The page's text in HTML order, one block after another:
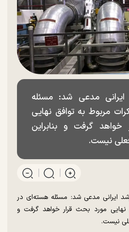
مدعی شد: مسئله
مربوط به توافق نهایی
گرفت و بنابراین
نیست.
ایرانی مدعی شد: مسئله هسته‌ای در
نهایی مورد بحث قرار خواهد گرفت و
نیست.